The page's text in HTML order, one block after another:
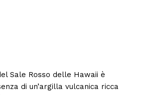
Sale Rosso delle Hawaii è
di un’argilla vulcanica ricca